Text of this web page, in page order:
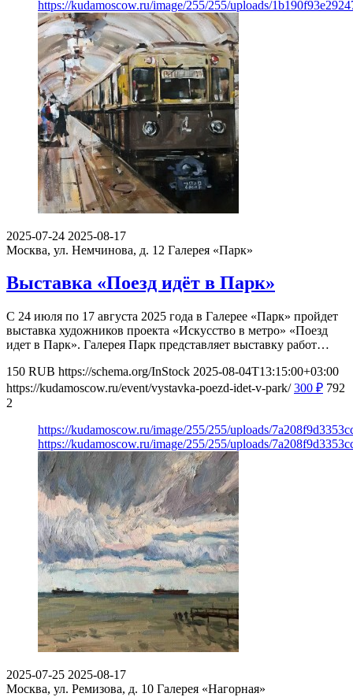
https://kudamoscow.ru/image/255/255/uploads/
2025-07-24 2025-08-17
Москва, ул. Немчинова, д. 12 Галерея «Парк»
Выставка «Поезд идёт в Парк»
С 24 июля по 17 августа 2025 года в Галерее «Парк» пройдет
выставка художников проекта «Искусство в метро» «Поезд
идет в Парк». Галерея Парк представляет выставку работ…
150 RUB https://schema.org/InStock 2025-08-04T13:15:00+03:00
https://kudamoscow.ru/event/vystavka-poezd-idet-v-park/ 300 ₽ 792
2
https://kudamoscow.ru/image/255/255/uploads/
https://kudamoscow.ru/image/255/255/uploads/
2025-07-25 2025-08-17
Москва, ул. Ремизова, д. 10 Галерея «Нагорная»